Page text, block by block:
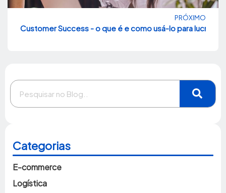
PRÓXIMO
Customer Success - o que é e como usá-lo para lucrar
Categorias
E-commerce
Logística